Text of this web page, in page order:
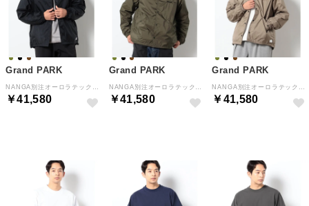
Grand PARK
￥41,580
Grand PARK
￥41,580
Grand PARK
￥41,580